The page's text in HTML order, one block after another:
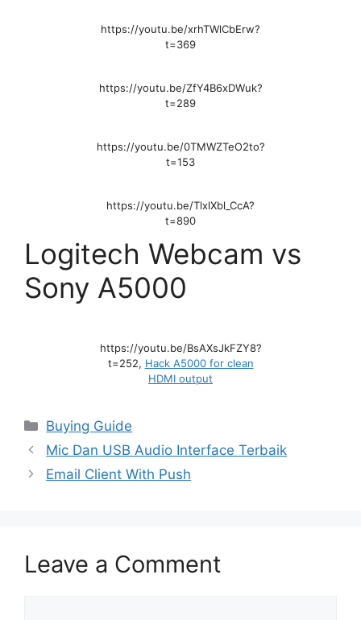
https://youtu.be/xrhTWlCbErw?
t=369
https://youtu.be/ZfY4B6xDWuk?
t=289
https://youtu.be/0TMWZTeO2to?
t=153
https://youtu.be/TlxlXbl_CcA?
t=890
Logitech Webcam vs
Sony A5000
https://youtu.be/BsAXsJkFZY8?
t=252, Hack A5000 for clean
HDMI output
Categories
Buying Guide
Mic Dan USB Audio Interface Terbaik
Email Client With Push
Leave a Comment